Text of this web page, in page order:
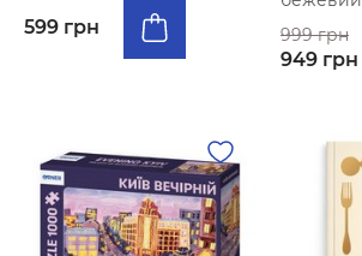
599 грн
999 грн
949 грн